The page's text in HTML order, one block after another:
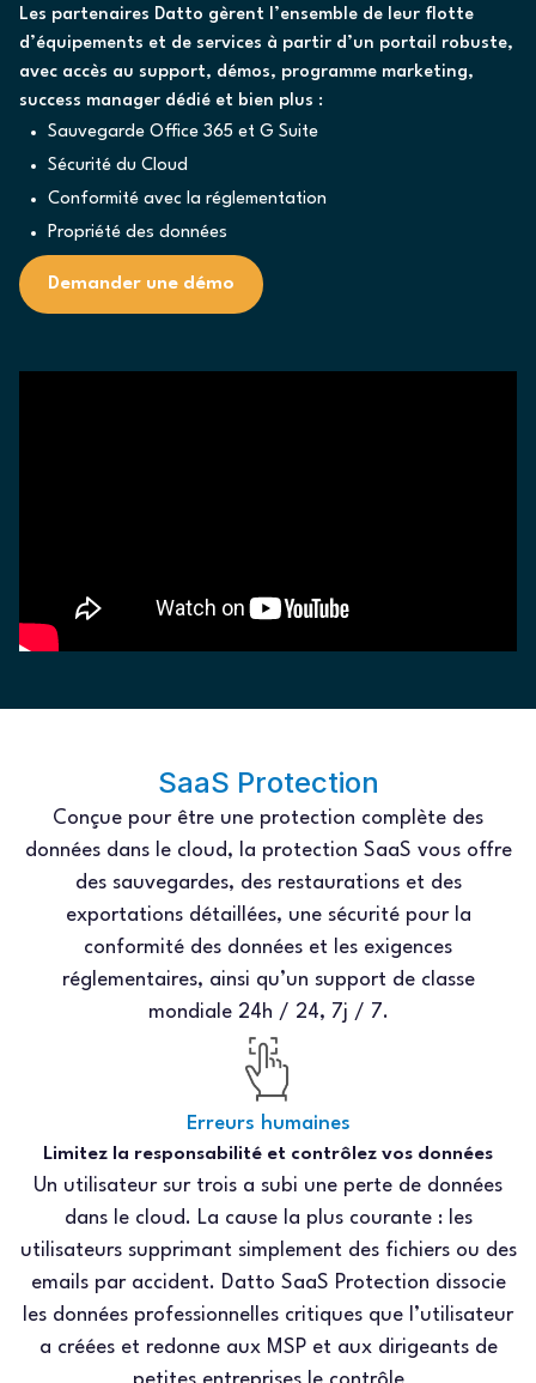
Les partenaires Datto gèrent l’ensemble de leur flotte
d’équipements et de services à partir d’un portail robuste,
avec accès au support, démos, programme marketing,
success manager dédié et bien plus :
Sauvegarde Office 365 et G Suite
Sécurité du Cloud
Conformité avec la réglementation
Propriété des données
Demander une démo
SaaS Protection
Conçue pour être une protection complète des
données dans le cloud, la protection SaaS vous offre
des sauvegardes, des restaurations et des
exportations détaillées, une sécurité pour la
conformité des données et les exigences
réglementaires, ainsi qu’un support de classe
mondiale 24h / 24, 7j / 7.
Erreurs humaines
Limitez la responsabilité et contrôlez vos données
Un utilisateur sur trois a subi une perte de données
dans le cloud. La cause la plus courante : les
utilisateurs supprimant simplement des fichiers ou des
emails par accident. Datto SaaS Protection dissocie
les données professionnelles critiques que l’utilisateur
a créées et redonne aux MSP et aux dirigeants de